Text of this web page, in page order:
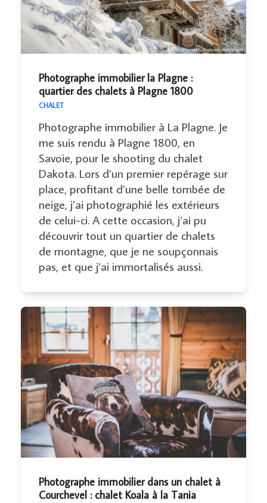
Photographe immobilier la Plagne :
quartier des chalets à Plagne 1800
CHALET
Photographe immobilier à La Plagne. Je
me suis rendu à Plagne 1800, en
Savoie, pour le shooting du chalet
Dakota. Lors d’un premier repérage sur
place, profitant d’une belle tombée de
neige, j’ai photographié les extérieurs
de celui-ci. A cette occasion, j’ai pu
découvrir tout un quartier de chalets
de montagne, que je ne soupçonnais
pas, et que j’ai immortalisés aussi.
Photographe immobilier dans un chalet à
Courchevel : chalet Koala à la Tania